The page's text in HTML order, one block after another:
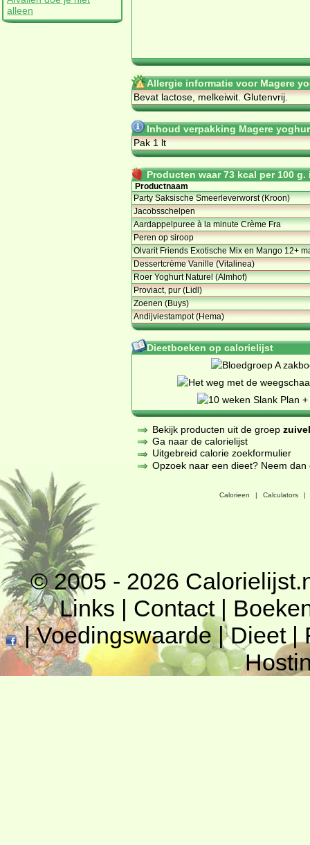
alleen
Allergie informatie voor Magere
Bevat lactose, melkeiwit. Glutenvrij.
Inhoud verpakking Magere
Pak 1 lt
Producten waar 73 kcal per 100
Productnaam
Party Saksische Smeerleverworst (Kroon)
Jacobsschelpen
Aardappelpuree à la minute Crème Fra
Peren op siroop
Olvarit Friends Exotische Mix en Mango 12+
Dessertcrème Vanille (Vitalinea)
Roer Yoghurt Naturel (Almhof)
Proviact, pur (Lidl)
Zoenen (Buys)
Andijviestampot (Hema)
Dieetboeken op calorielijst
Bekijk producten uit de groep
Ga naar de calorielijst
Uitgebreid calorie zoekformulier
Opzoek naar een dieet? Neem
Calorieen | Calculators |
© 2005 - 2026
Links | Contact|
|Voedingswaarde|Dieet|